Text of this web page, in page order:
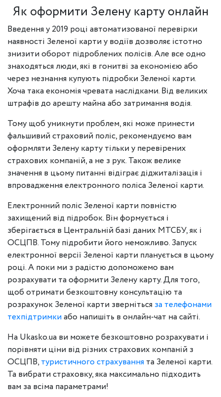
Як оформити Зелену карту онлайн
Введення у 2019 році автоматизованої перевірки
наявності Зеленої карти у водіїв дозволяє істотно
знизити оборот підроблених полісів. Але все одно
знаходяться люди, які в гонитві за економією або
через незнання купують підробки Зеленої карти.
Хоча така економія чревата наслідками. Від великих
штрафів до арешту майна або затримання водія.
Тому щоб уникнути проблем, які може принести
фальшивий страховий поліс, рекомендуємо вам
оформляти Зелену карту тільки у перевірених
страхових компаній, а не з рук. Також велике
значення в цьому питанні відіграє діджиталізація і
впровадження електронного поліса Зеленої карти.
Електронний поліс Зеленої карти повністю
захищений від підробок. Він формується і
зберігається в Центральній базі даних МТСБУ, як і
ОСЦПВ. Тому підробити його неможливо. Запуск
електронної версії Зеленої карти планується в цьому
році. А поки ми з радістю допоможемо вам
розрахувати та оформити Зелену карту. Для того,
щоб отримати безкоштовну консультацію та
розрахунок Зеленої карти зверніться за телефонами
техпідтримкиабо напишіть в онлайн-чат на сайті.
На Ukasko.ua ви можете безкоштовно розрахувати і
порівняти ціни від різних страхових компаній з
ОСЦПВ, туристичного страхування та Зеленої карти.
Та вибрати страховку, яка максимально підходить
вам за всіма параметрами!